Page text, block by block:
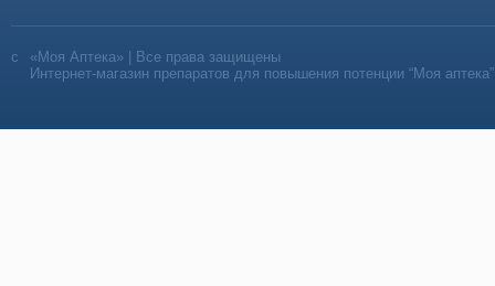
«Моя Аптека» | Все права защищены
Интернет-магазин препаратов для повышения потенции “Моя